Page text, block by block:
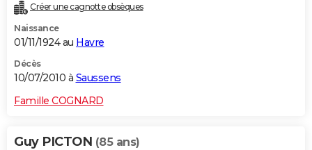
Créer une cagnotte obsèques
Naissance
01/11/1924 au Havre
Décès
10/07/2010 à Saussens
Famille COGNARD
Guy PICTON (85 ans)